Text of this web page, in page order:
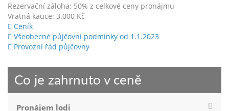
Rezervační záloha: 50% z celkové ceny pronájmu
Vratná kauce: 3.000 Kč
Ceník
Všeobecné půjčovní podmínky od 1.1.2023
Provozní řád půjčovny
Co je zahrnuto v ceně
Pronájem lodi